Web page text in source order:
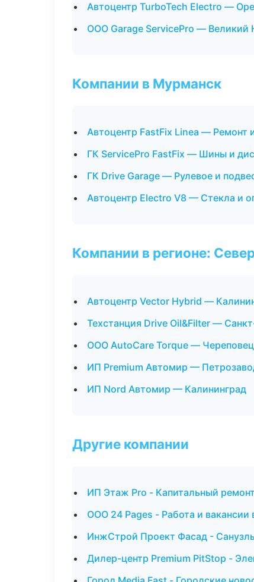
Автоцентр TurboTech Electro —
ООО Garage ServicePro — Великий
Компании в Мурманск
Автоцентр FastFix Linea — Ремонт
ГК ServicePro FastFix — Шины и
ГК Drive Garage — Рулевое и
Автоцентр Electro V8 — Стекла и
Компании в регионе:
Автоцентр Vector Hybrid —
Техстанция Drive Oil&Filter —
ООО AutoCare Torque — Череповец
ИП Premium Автомир —
ИП Nord Автомир — Калининград
Другие компании
ИП Этаж Pro - Капитальный
ООО 24 Pages - Работа и вакансии
ИнжСтрой Проект Фасад -
Дилер-центр Premium PitStop -